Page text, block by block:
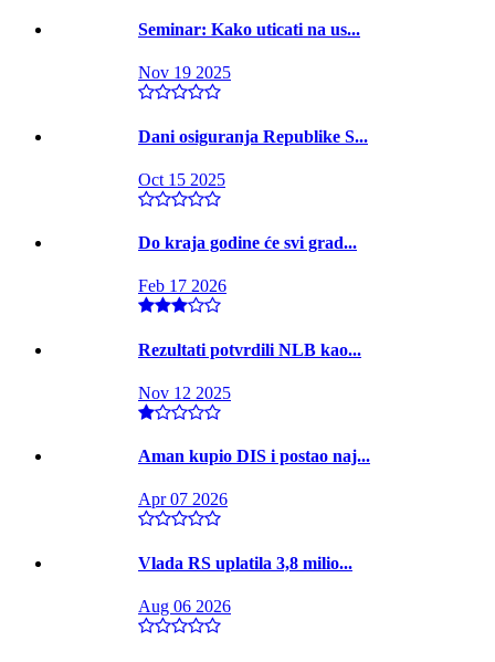
Seminar: Kako uticati na us...
Nov 19 2025
Dani osiguranja Republike S...
Oct 15 2025
Do kraja godine će svi grad...
Feb 17 2026
Rezultati potvrdili NLB kao...
Nov 12 2025
Aman kupio DIS i postao naj...
Apr 07 2026
Vlada RS uplatila 3,8 milio...
Aug 06 2026